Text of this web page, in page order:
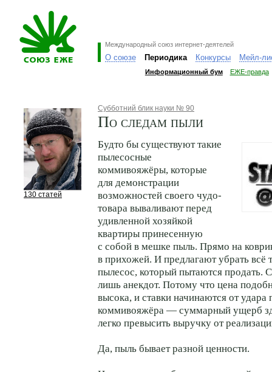
Международный союз интернет-деятелей
О союзе Периодика Конкурсы Мейл-
Информационный бум ЕЖЕ-правда
130 статей
Субботний блик науки № 90
По следам пыли
Будто бы существуют такие
пылесосные
коммивояжёры, которые
для демонстрации
возможностей своего чудо-
товара вываливают перед
удивленной хозяйкой
квартиры принесенную
с собой в мешке пыль. Прямо на
в прихожей. И предлагают убрать всё
пылесос, который пытаются продать.
лишь анекдот. Потому что цена
высока, и ставки начинаются от удара
коммивояжёра — суммарный ущерб
легко превысить выручку от
Да, пыль бывает разной ценности.